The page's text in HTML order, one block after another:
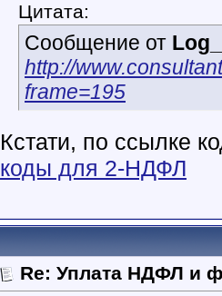
Цитата:
Сообщение от
http://
frame=195
Кстати, по ссылке
коды для 2-НДФЛ
Re: Уплата НДФЛ и